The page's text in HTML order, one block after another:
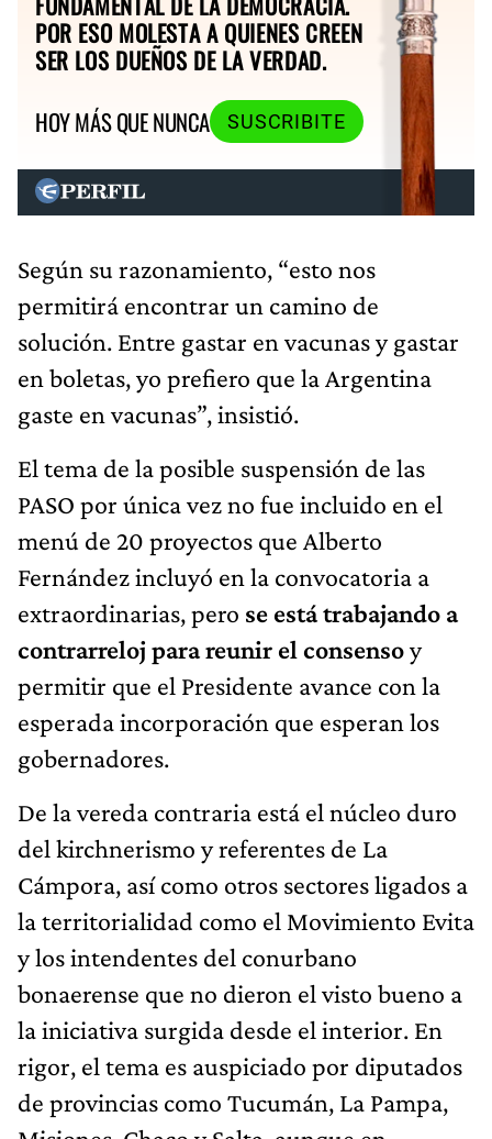
POR ESO MOLESTA A QUIENES CREEN
SER LOS DUEÑOS DE LA VERDAD.
HOY MÁS QUE NUNCA
SUSCRIBITE
Según su razonamiento, “esto nos
permitirá encontrar un camino de
solución. Entre gastar en vacunas y gastar
en boletas, yo prefiero que la Argentina
gaste en vacunas”, insistió.
El tema de la posible suspensión de las
PASO por única vez no fue incluido en el
menú de 20 proyectos que Alberto
Fernández incluyó en la convocatoria a
extraordinarias, pero se está trabajando a
contrarreloj para reunir el consensoy
permitir que el Presidente avance con la
esperada incorporación que esperan los
gobernadores.
De la vereda contraria está el núcleo duro
del kirchnerismo y referentes de La
Cámpora, así como otros sectores ligados a
la territorialidad como el Movimiento Evita
y los intendentes del conurbano
bonaerense que no dieron el visto bueno a
la iniciativa surgida desde el interior. En
rigor, el tema es auspiciado por diputados
de provincias como Tucumán, La Pampa,